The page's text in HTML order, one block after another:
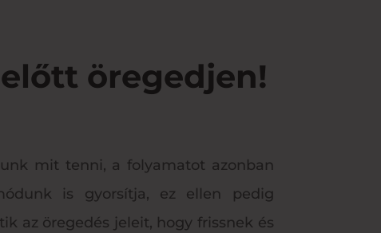
öregedjen!
mit tenni, a folyamatot azonban
is gyorsítja, ez ellen pedig
az öregedés jeleit, hogy frissnek és